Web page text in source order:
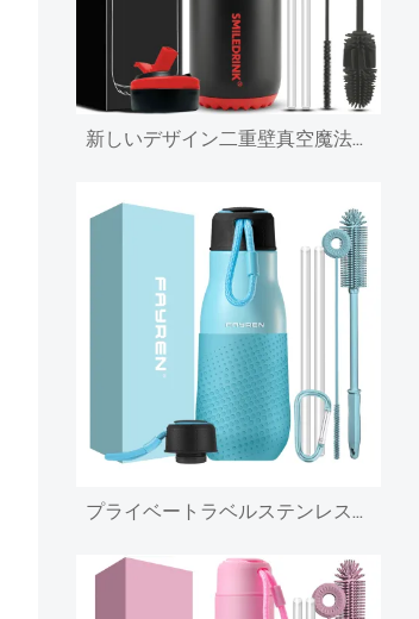
新しいデザイン二重壁真空魔法瓶小さな口真空断熱フラスコステンレス鋼スポーツウォーターボトルストロー蓋とシリコンスリーブ付き
プライベートラベルステンレスメタルスポーツドリンクウォーターボトル